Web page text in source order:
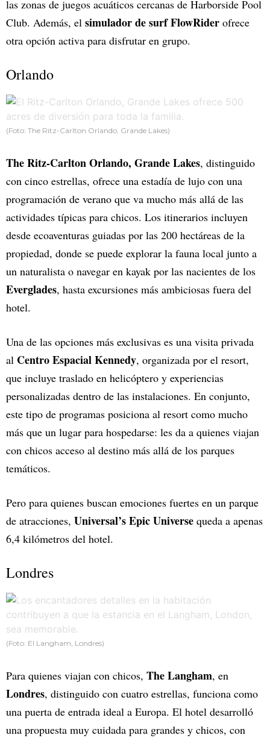
las zonas de juegos acuáticos cercanas de Harborside Pool
Club. Además, el simulador de surf FlowRider ofrece
otra opción activa para disfrutar en grupo.
Orlando
(Foto: The Ritz-Carlton Orlando, Grande Lakes)
The Ritz-Carlton Orlando, Grande Lakes, distinguido
con cinco estrellas, ofrece una estadía de lujo con una
programación de verano que va mucho más allá de las
actividades típicas para chicos. Los itinerarios incluyen
desde ecoaventuras guiadas por las 200 hectáreas de la
propiedad, donde se puede explorar la fauna local junto a
un naturalista o navegar en kayak por las nacientes de los
Everglades, hasta excursiones más ambiciosas fuera del
hotel.
Una de las opciones más exclusivas es una visita privada
al Centro Espacial Kennedy, organizada por el resort,
que incluye traslado en helicóptero y experiencias
personalizadas dentro de las instalaciones. En conjunto,
este tipo de programas posiciona al resort como mucho
más que un lugar para hospedarse: les da a quienes viajan
con chicos acceso al destino más allá de los parques
temáticos.
Pero para quienes buscan emociones fuertes en un parque
de atracciones, Universal’s Epic Universe queda a apenas
6,4 kilómetros del hotel.
Londres
(Foto: El Langham, Londres)
Para quienes viajan con chicos, The Langham, en
Londres, distinguido con cuatro estrellas, funciona como
una puerta de entrada ideal a Europa. El hotel desarrolló
una propuesta muy cuidada para grandes y chicos, con